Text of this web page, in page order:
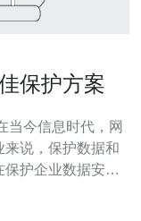
保护方案
说，保护数据和
护企业数据安全